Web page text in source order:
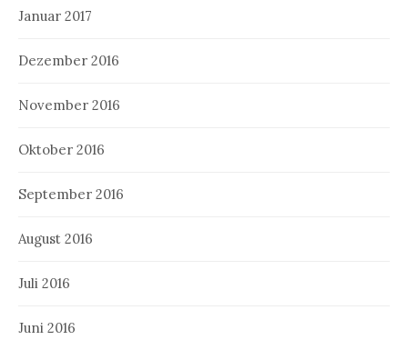
Januar 2017
Dezember 2016
November 2016
Oktober 2016
September 2016
August 2016
Juli 2016
Juni 2016